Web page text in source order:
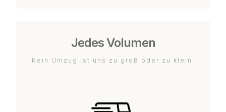
Jedes Volumen
Kein Umzug ist uns zu groß oder zu klein.